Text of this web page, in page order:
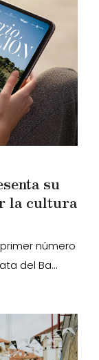
su
la cultura
número
del Ba...